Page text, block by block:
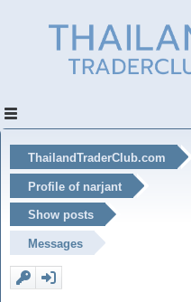
ThailandTraderClub.com
Profile of narjant
Show posts
Messages